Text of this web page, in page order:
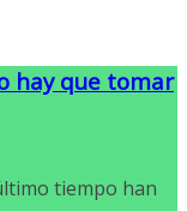
hay que tomar
tiempo han